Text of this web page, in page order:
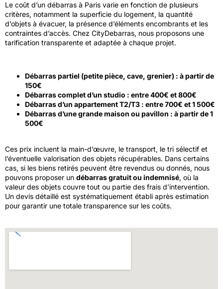
Le coût d’un débarras à Paris varie en fonction de plusieurs
critères, notamment la superficie du logement, la quantité
d’objets à évacuer, la présence d’éléments encombrants et les
contraintes d’accès. Chez CityDebarras, nous proposons une
tarification transparente et adaptée à chaque projet.
Débarras partiel (petite pièce, cave, grenier) : à partir de
150€
Débarras complet d’un studio : entre 400€ et 800€
Débarras d’un appartement T2/T3 : entre 700€ et 1 500€
Débarras d’une grande maison ou pavillon : à partir de 1
500€
Ces prix incluent la main-d’œuvre, le transport, le tri sélectif et
l’éventuelle valorisation des objets récupérables. Dans certains
cas, si les biens retirés peuvent être revendus ou donnés, nous
pouvons proposer un débarras gratuit ou indemnisé, où la
valeur des objets couvre tout ou partie des frais d’intervention.
Un devis détaillé est systématiquement établi après estimation
pour garantir une totale transparence sur les coûts.